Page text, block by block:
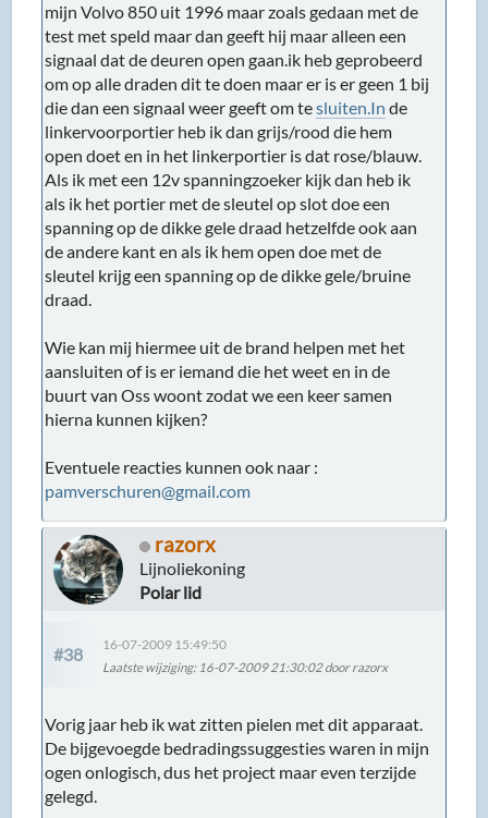
mijn Volvo 850 uit 1996 maar zoals gedaan met de
test met speld maar dan geeft hij maar alleen een
signaal dat de deuren open gaan.ik heb geprobeerd
om op alle draden dit te doen maar er is er geen 1 bij
die dan een signaal weer geeft om tesluiten.In de
linkervoorportier heb ik dan grijs/rood die hem
open doet en in het linkerportier is dat rose/blauw.
Als ik met een 12v spanningzoeker kijk dan heb ik
als ik het portier met de sleutel op slot doe een
spanning op de dikke gele draad hetzelfde ook aan
de andere kant en als ik hem open doe met de
sleutel krijg een spanning op de dikke gele/bruine
draad.
Wie kan mij hiermee uit de brand helpen met het
aansluiten of is er iemand die het weet en in de
buurt van Oss woont zodat we een keer samen
hierna kunnen kijken?
Eventuele reacties kunnen ook naar :
pamverschuren@gmail.com
razorx
Lijnoliekoning
Polar lid
#38
16-07-2009 15:49:50
Laatste wijziging: 16-07-2009 21:30:02 door razorx
Vorig jaar heb ik wat zitten pielen met dit apparaat.
De bijgevoegde bedradingssuggesties waren in mijn
ogen onlogisch, dus het project maar even terzijde
gelegd.